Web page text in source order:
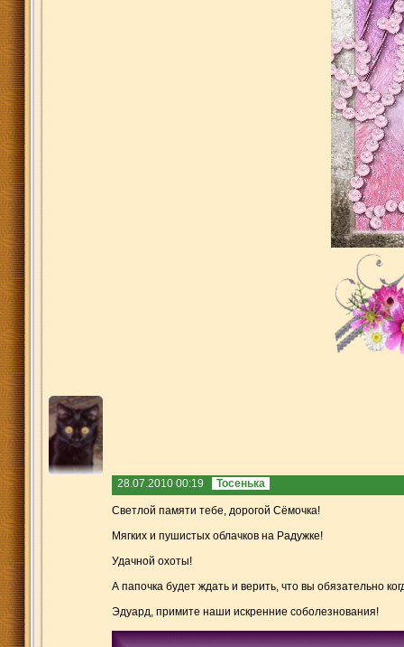
28.07.2010 00:19 Тосенька
Светлой памяти тебе, дорогой Сёмочка!
Мягких и пушистых облачков на Радужке!
Удачной охоты!
А папочка будет ждать и верить, что вы обязательно
Эдуард, примите наши искренние соболезнования!